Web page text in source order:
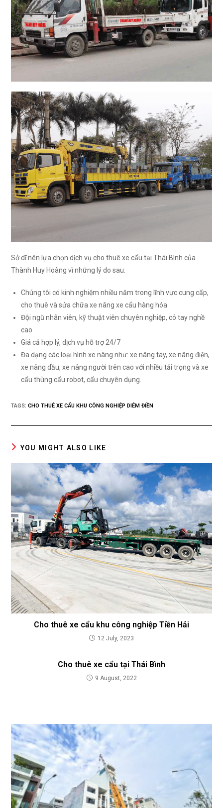
Sở dĩ nên lựa chọn dịch vụ cho thuê xe cẩu tại Thái Bình của
Thành Huy Hoàng vì những lý do sau:
Chúng tôi có kinh nghiệm nhiều năm trong lĩnh vực cung cấp,
cho thuê và sửa chữa xe nâng xe cẩu hàng hóa
Đội ngũ nhân viên, kỹ thuật viên chuyên nghiệp, có tay nghề
cao
Giá cả hợp lý, dịch vụ hỗ trợ 24/7
Đa dạng các loại hình xe nâng như: xe nâng tay, xe nâng điện,
xe nâng dầu, xe nâng người trên cao với nhiều tải trọng và xe
cẩu thùng cẩu robot, cẩu chuyên dụng.
TAGS:CHO THUÊ XE CẨU KHU CÔNG NGHIỆP DIÊM ĐIỀN
YOU MIGHT ALSO LIKE
Cho thuê xe cẩu khu công nghiệp Tiền Hải
12 July, 2023
Cho thuê xe cẩu tại Thái Bình
9 August, 2022